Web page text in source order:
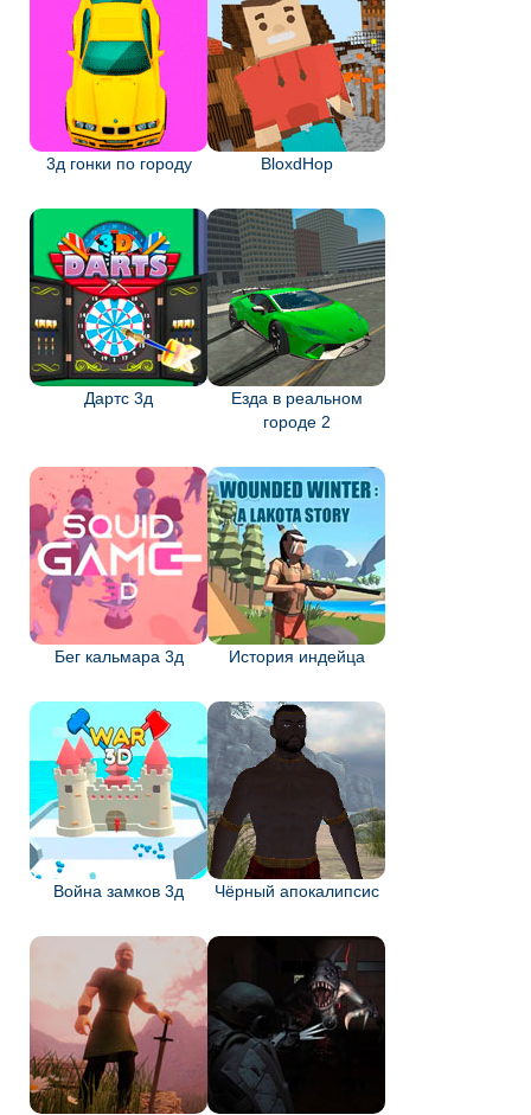
3д гонки по городу BloxdHop
Дартс 3д
Езда в реальном
городе 2
Бег кальмара 3д История индейца
Война замков 3д Чёрный апокалипсис